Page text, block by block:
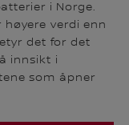
i Norge.
verdi enn
det for det
innsikt i
som åpner